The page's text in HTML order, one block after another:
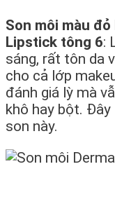
Son môi màu
Lipstick tông 6:
sáng, rất tôn da
cho cả lớp
đánh giá lỳ mà
khô hay bột.
son này.